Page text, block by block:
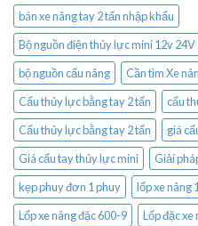
bán xe nâng tay 2 tấn nhập khẩu
Bộ nguồn điện thủy lực mini 12v 24V
bộ nguồn cẩu nâng
Cần tìm Xe
Cẩu thủy lực bằng tay 2 tấn
cẩu
Cẩu thủy lực bằng tay 2 tấn
giá
Giá cẩu tay thủy lực mini
Giải
kẹp phuy đơn 1 phuy
lốp xe nâng
Lốp xe nâng đặc 600-9
Lốp đặc